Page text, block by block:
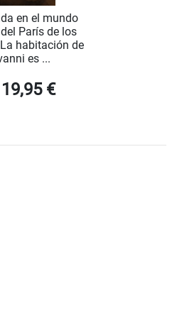
en el mundo
París de los
habitación de
es ...
19,95 €